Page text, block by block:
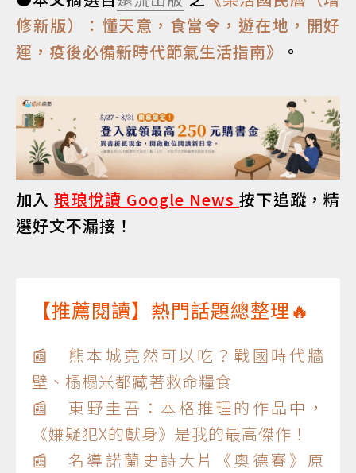
修新版）：懂天意，食當令，遊在地，開好
運，疫後必備新時代節氣生活指南》
。
加入琅琅悅讀 Google News按下追蹤，精
選好文不漏接！
【推薦閱讀】熱門話題總整理🔥
📰 熊本城竟然可以吃？戰國時代牆
壁、榻榻米都藏著救命糧食
📰 東野圭吾：本格推理的作品中，
《嫌疑犯X的獻身》是我的最高傑作！
📰 名導諾蘭史詩大片《奧德賽》原